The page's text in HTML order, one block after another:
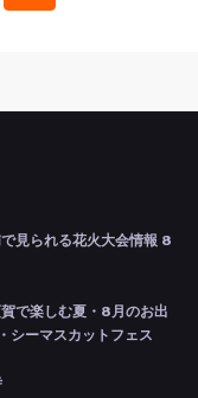
見られる花火大会情報 8
で楽しむ夏・8月のお出
シーマスカットフェス